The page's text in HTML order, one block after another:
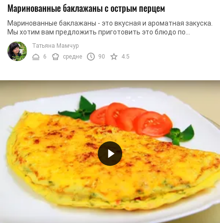
Маринованные баклажаны с острым перцем
Маринованные баклажаны - это вкусная и ароматная закуска.
Мы хотим вам предложить приготовить это блюдо по
оригинальному рецепту, поэтому во время ...
Татьяна Мамчур
6
средне 90 4.5